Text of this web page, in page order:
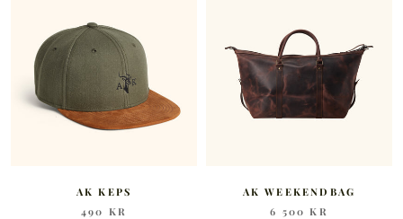
AK KEPS
490 KR
AK WEEKENDBAG
6 500 KR